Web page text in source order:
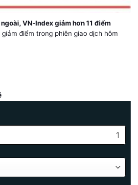
VN-Index giảm hơn 11 điểm
điểm trong phiên giao dịch hôm